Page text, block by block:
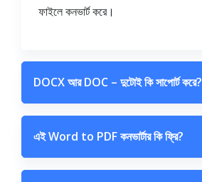
ফাইলে কনভার্ট করে।
DOCX আর DOC – দুটোই কি সাপোর্ট করে?
এই Word to PDF কনভার্টার কি ফ্রি?